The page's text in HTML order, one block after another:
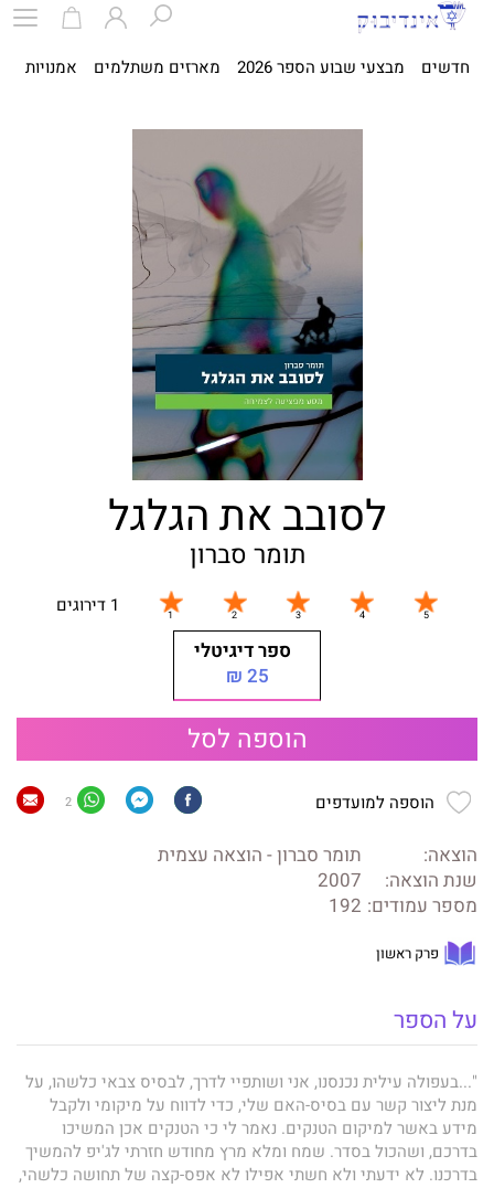
חדשים מבצעי שבוע הספר 2026 מארזים משתלמים אמנויות
לסובב את הגלגל
תומר סברון
1 דירוגים
ספר דיגיטלי
25 ₪
הוספה לסל
הוספה למועדפים 2
הוצאה:
תומר סברון - הוצאה עצמית
שנת הוצאה:
2007
מספר עמודים: 192
פרק ראשון
על הספר
"...בעפולה עילית נכנסנו, אני ושותפיי לדרך, לבסיס צבאי כלשהו, על
מנת ליצור קשר עם בסיס-האם שלי, כדי לדווח על מיקומי ולקבל
מידע באשר למיקום הטנקים. נאמר לי כי הטנקים אכן המשיכו
בדרכם, ושהכול בסדר. שמח ומלא מרץ מחודש חזרתי לג'יפ להמשיך
בדרכנו. לא ידעתי ולא חשתי אפילו לא אפס-קצה של תחושה כלשהי,